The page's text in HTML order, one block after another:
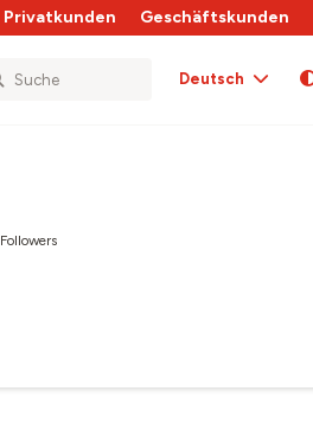
Privatkunden Geschäftskunden
Deutsch
Followers